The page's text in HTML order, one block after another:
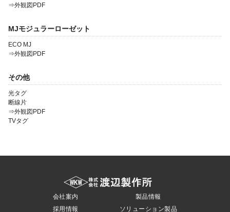
⇒外観図PDF
MJモジュラーローゼット
ECO MJ
⇒外観図PDF
その他
光タグ
断線片
⇒外観図PDF
TVタグ
会社案内
採用情報
製品情報
ソリューション製品